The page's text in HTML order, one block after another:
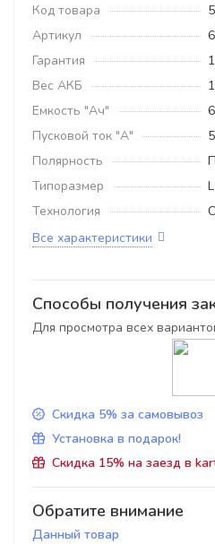
Код товара
Артикул
Гарантия
Вес АКБ
Емкость "Ач"
Пусковой ток "А"
Полярность
Типоразмер
Технология
Все характеристики
Способы получения
Для просмотра всех
Скидка 5% за самовывоз
Установка в подарок!
Скидка 15% на заезд в
Обратите внимание
Данный товар